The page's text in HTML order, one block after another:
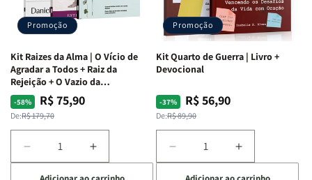
Promoção
Kit Raizes da Alma | O Vício de
Agradar a Todos + Raiz da
Rejeição + O Vazio da
Insatisfação.
-58%
Preço
normal
De:R$ 179,70
Preço
promocional
R$ 75,90
Diminuir
a
Aumentar
a
Promoção
Kit Quarto de Guerra | Livro +
Devocional
-37%
Preço
normal
De:R$ 89,90
Preço
promocional
R$ 56,90
Diminuir
a
Aumentar
a